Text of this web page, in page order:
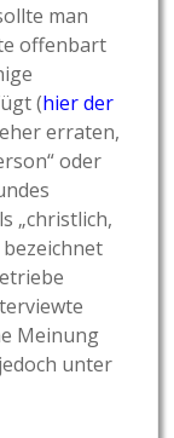
man
offenbart
(hier der
erraten,
oder
„christlich,
Meinung
unter